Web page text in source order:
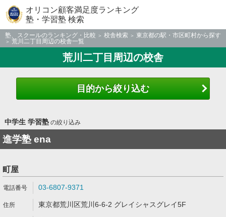
オリコン顧客満足度ランキング
塾・学習塾 検索
塾、スクールのランキング・比較 校舎検索
東京都の駅・市区町村から探す
荒川二丁目周辺の校舎一覧
荒川二丁目周辺の校舎
目的から絞り込む
中学生 学習塾の絞り込み
進学塾 ena
町屋
03-6807-9371
東京都荒川区荒川6-6-2 グレイシャスグレイ5F